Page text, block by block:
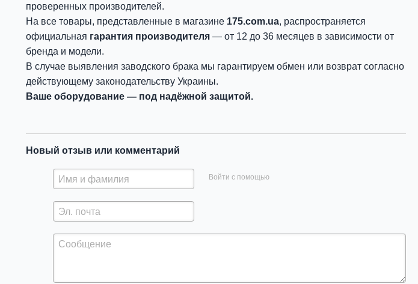
проверенных производителей.
На все товары, представленные в магазине 175.com.ua, распространяется
официальная гарантия производителя — от 12 до 36 месяцев в зависимости от
бренда и модели.
В случае выявления заводского брака мы гарантируем обмен или возврат согласно
действующему законодательству Украины.
Ваше оборудование — под надёжной защитой.
Новый отзыв или комментарий
Войти с помощью